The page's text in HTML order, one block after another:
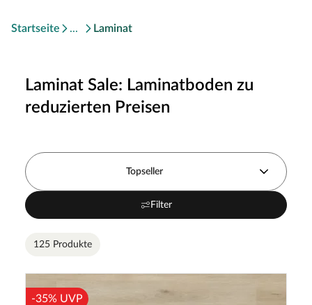
Startseite Laminat
Laminat Sale: Laminatboden zu
reduzierten Preisen
Topseller
Filter
125 Produkte
-35% UVP